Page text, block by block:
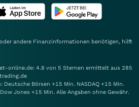
andere Finanzinformationen benötigen, hilft
online.de: 4.8 von 5 Sternen ermittelt aus 285
Börsen +15 Min. NASDAQ +15 Min.
Jones +15 Min. Alle Angaben ohne Gewähr.